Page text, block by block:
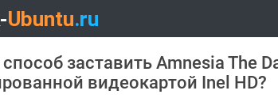
заставить Amnesia The
видеокартой Inel HD?